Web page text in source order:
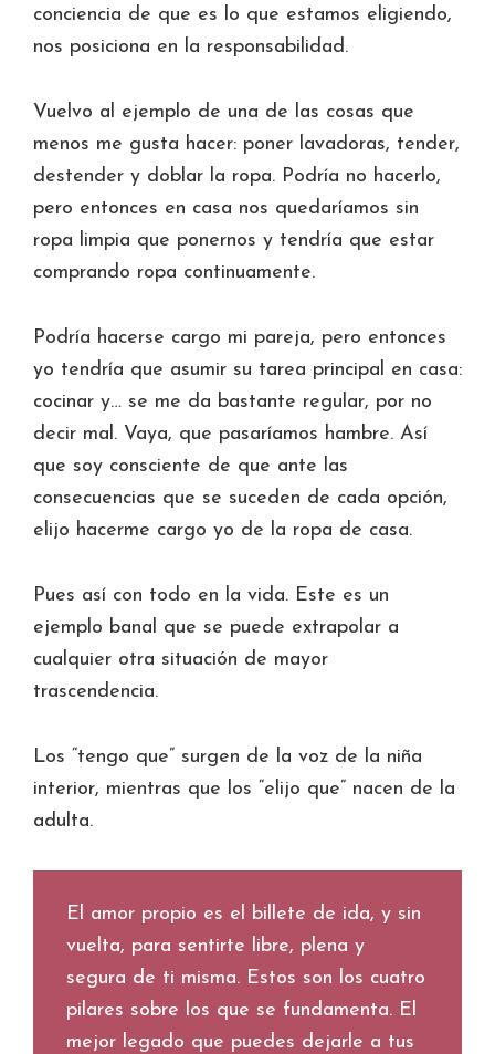
conciencia de que es lo que estamos eligiendo,
nos posiciona en la responsabilidad.
Vuelvo al ejemplo de una de las cosas que
menos me gusta hacer: poner lavadoras, tender,
destender y doblar la ropa. Podría no hacerlo,
pero entonces en casa nos quedaríamos sin
ropa limpia que ponernos y tendría que estar
comprando ropa continuamente.
Podría hacerse cargo mi pareja, pero entonces
yo tendría que asumir su tarea principal en casa:
cocinar y… se me da bastante regular, por no
decir mal. Vaya, que pasaríamos hambre. Así
que soy consciente de que ante las
consecuencias que se suceden de cada opción,
elijo hacerme cargo yo de la ropa de casa.
Pues así con todo en la vida. Este es un
ejemplo banal que se puede extrapolar a
cualquier otra situación de mayor
trascendencia.
Los “tengo que” surgen de la voz de la niña
interior, mientras que los “elijo que” nacen de la
adulta.
El amor propio es el billete de ida, y sin
vuelta, para sentirte libre, plena y
segura de ti misma. Estos son los cuatro
pilares sobre los que se fundamenta. El
mejor legado que puedes dejarle a tus